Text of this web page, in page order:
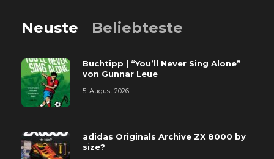
Neuste Beliebteste
Buchtipp | “You’ll Never Sing Alone”
von Gunnar Leue
5. August 2026
adidas Originals Archive ZX 8000 by
size?